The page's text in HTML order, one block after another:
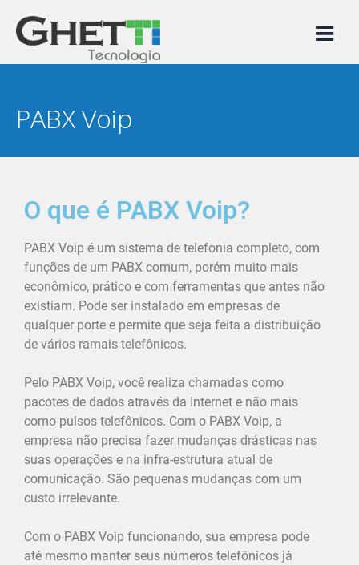
PABX Voip
O que é PABX Voip?
PABX Voip é um sistema de telefonia completo, com
funções de um PABX comum, porém muito mais
econômico, prático e com ferramentas que antes não
existiam. Pode ser instalado em empresas de
qualquer porte e permite que seja feita a distribuição
de vários ramais telefônicos.
Pelo PABX Voip, você realiza chamadas como
pacotes de dados através da Internet e não mais
como pulsos telefônicos. Com o PABX Voip, a
empresa não precisa fazer mudanças drásticas nas
suas operações e na infra-estrutura atual de
comunicação. São pequenas mudanças com um
custo irrelevante.
Com o PABX Voip funcionando, sua empresa pode
até mesmo manter seus números telefônicos já